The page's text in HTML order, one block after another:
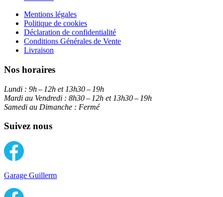
Mentions légales
Politique de cookies
Déclaration de confidentialité
Conditions Générales de Vente
Livraison
Nos horaires
Lundi : 9h – 12h et 13h30 – 19h
Mardi au Vendredi : 8h30 – 12h et 13h30 – 19h
Samedi au Dimanche : Fermé
Suivez nous
Garage Guillerm